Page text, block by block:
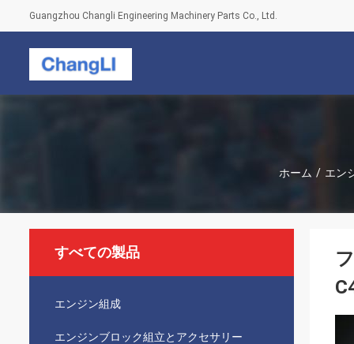
Guangzhou Changli Engineering Machinery Parts Co., Ltd.
ホーム / エン
すべての製品
エンジン組成
エンジンブロック組立とアクセサリー